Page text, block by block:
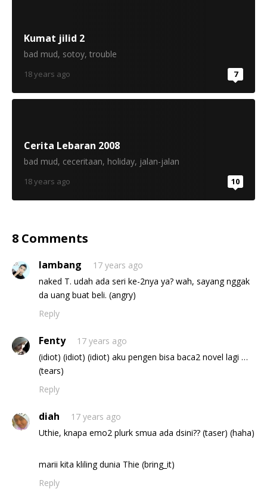
Kumat jilid 2
bad mud, sotoy, trouble
18 years ago 7
Cerita Lebaran 2008
bad mud, ceceritaan, holiday, jalan-jalan
18 years ago 10
8 Comments
lambang
17 years ago
naked T. udah ada seri ke-2nya ya? wah, sayang nggak
da uang buat beli. (angry)
Reply
Fenty
17 years ago
(idiot) (idiot) (idiot) aku pengen bisa baca2 novel lagi …
(tears)
Reply
diah
17 years ago
Uthie, knapa emo2 plurk smua ada dsini?? (taser) (haha)
marii kita kliling dunia Thie (bring_it)
Reply